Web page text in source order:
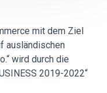
mit dem Ziel
ausländischen
wird durch die
2019-2022“